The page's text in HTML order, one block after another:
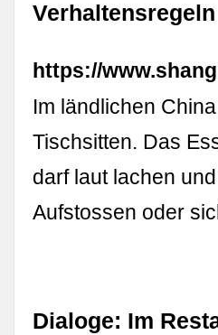
Verhaltensregeln
https://
Im ländlichen
Tischsitten. Das
darf laut lachen
Aufstossen oder
Dialoge: Im